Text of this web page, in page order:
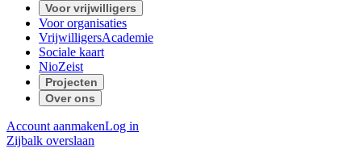
Voor vrijwilligers
Voor organisaties
VrijwilligersAcademie
Sociale kaart
NioZeist
Projecten
Over ons
Account aanmakenLog in
Zijbalk overslaan